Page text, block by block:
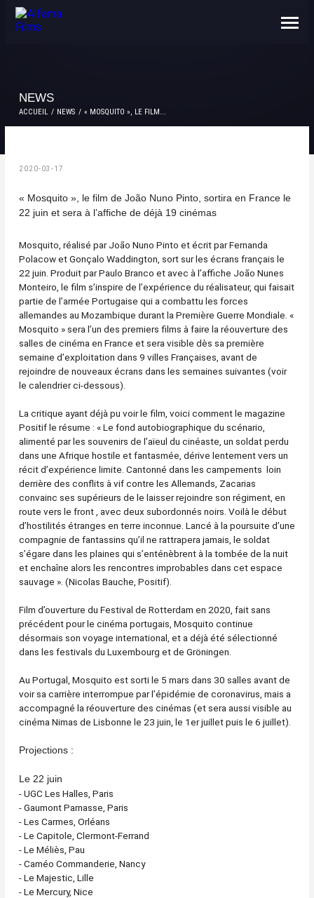
NOUS CONNAÎTRE
CONTACTS
NEWS
ACCUEIL NEWS « MOSQUITO », LE FILM...
2020-03-17
« Mosquito », le film de João Nuno Pinto, sortira en France le
22 juin et sera à l’affiche de déjà 19 cinémas
Mosquito, réalisé par João Nuno Pinto et écrit par Fernanda
Polacow et Gonçalo Waddington, sort sur les écrans français le
22 juin. Produit par Paulo Branco et avec à l’affiche João Nunes
Monteiro, le film s’inspire de l’expérience du réalisateur, qui faisait
partie de l’armée Portugaise qui a combattu les forces
allemandes au Mozambique durant la Première Guerre Mondiale. «
Mosquito » sera l’un des premiers films à faire la réouverture des
salles de cinéma en France et sera visible dès sa première
semaine d’exploitation dans 9 villes Françaises, avant de
rejoindre de nouveaux écrans dans les semaines suivantes (voir
le calendrier ci-dessous).
La critique ayant déjà pu voir le film, voici comment le magazine
Positif le résume : « Le fond autobiographique du scénario,
alimenté par les souvenirs de l’aïeul du cinéaste, un soldat perdu
dans une Afrique hostile et fantasmée, dérive lentement vers un
récit d’expérience limite. Cantonné dans les campements loin
derrière des conflits à vif contre les Allemands, Zacarias
convainc ses supérieurs de le laisser rejoindre son régiment, en
route vers le front , avec deux subordonnés noirs. Voilà le début
d’hostilités étranges en terre inconnue. Lancé à la poursuite d’une
compagnie de fantassins qu’il ne rattrapera jamais, le soldat
s’égare dans les plaines qui s’enténèbrent à la tombée de la nuit
et enchaîne alors les rencontres improbables dans cet espace
sauvage ». (Nicolas Bauche, Positif).
Film d’ouverture du Festival de Rotterdam en 2020, fait sans
précédent pour le cinéma portugais, Mosquito continue
désormais son voyage international, et a déjà été sélectionné
dans les festivals du Luxembourg et de Gröningen.
Au Portugal, Mosquito est sorti le 5 mars dans 30 salles avant de
voir sa carrière interrompue par l’épidémie de coronavirus, mais a
accompagné la réouverture des cinémas (et sera aussi visible au
cinéma Nimas de Lisbonne le 23 juin, le 1er juillet puis le 6 juillet).
Projections :
Le 22 juin
- UGC Les Halles, Paris
- Gaumont Parnasse, Paris
- Les Carmes, Orléans
- Le Capitole, Clermont-Ferrand
- Le Méliès, Pau
- Caméo Commanderie, Nancy
- Le Majestic, Lille
- Le Mercury, Nice